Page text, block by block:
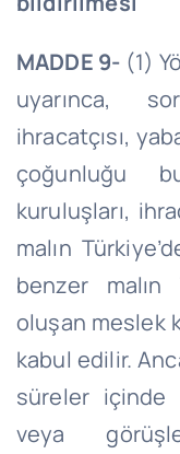
MADDE 9- (1)
uyarınca,
ihracatçısı,
çoğunluğu
kuruluşları,
malın
benzer malın
oluşan meslek
kabul edilir.
süreler içinde
veya